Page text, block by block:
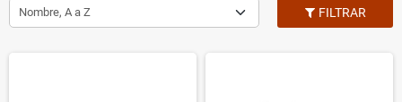
Nombre, A a Z FILTRAR